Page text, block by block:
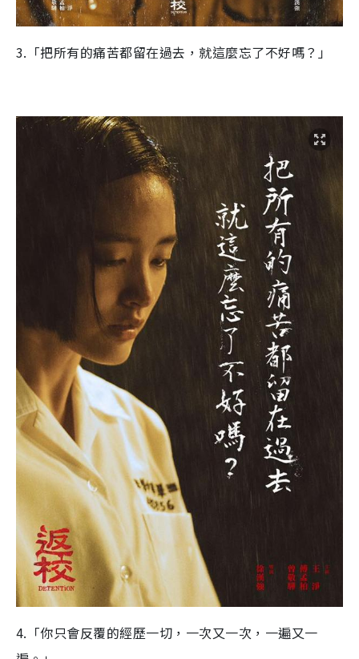
3.「把所有的痛苦都留在過去，就這麼忘了不好嗎？」
4.「你只會反覆的經歷一切，一次又一次，一遍又一